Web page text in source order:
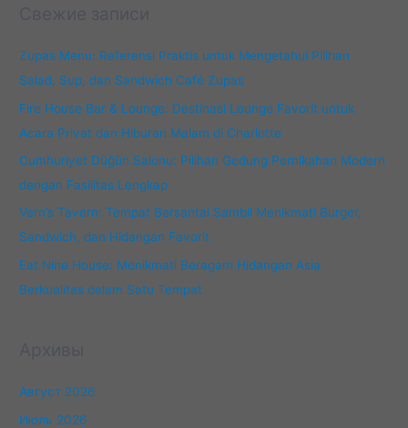
:Zupas Menu: Referensi Praktis untuk Mengetahui Pilihan
Salad, Sup, dan Sandwich Café Zupas
Fire House Bar & Lounge: Destinasi Lounge Favorit untuk
Acara Privat dan Hiburan Malam di Charlotte
Cumhuriyet Düğün Salonu: Pilihan Gedung Pernikahan Modern
dengan Fasilitas Lengkap
Vern’s Tavern: Tempat Bersantai Sambil Menikmati Burger,
Sandwich, dan Hidangan Favorit
Eat Nine House: Menikmati Beragam Hidangan Asia
Berkualitas dalam Satu Tempat
Август 2026
Июль 2026